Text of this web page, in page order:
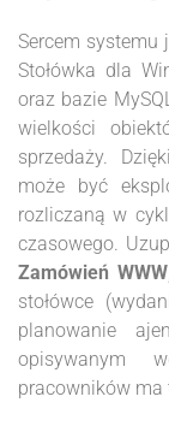
Sercem systemu
Stołówka dla
oraz bazie
wielkości
sprzedaży.
może być
rozliczaną w
czasowego.
Zamówień WWW
stołówce
planowanie
opisywanym
pracowników ma